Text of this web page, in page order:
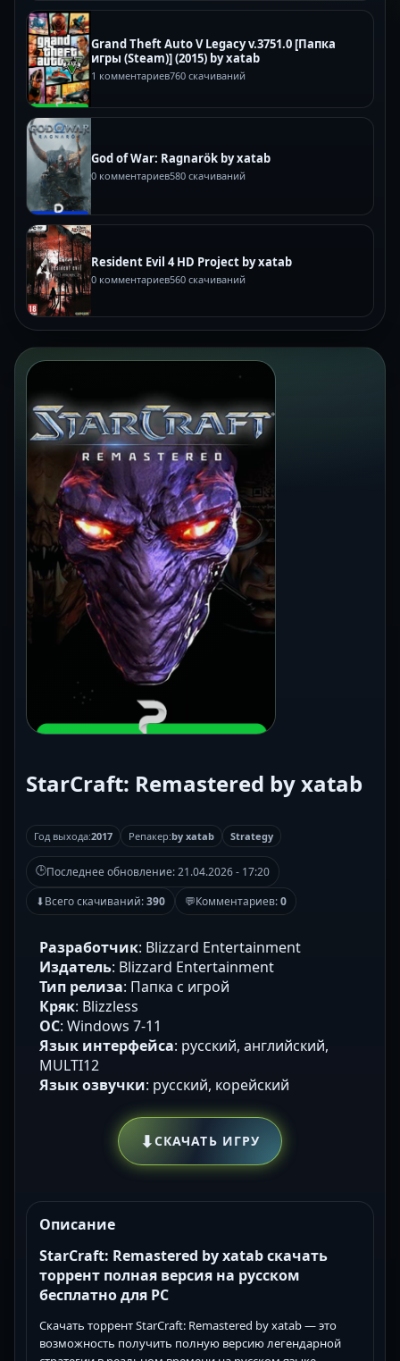
Grand Theft Auto V Legacy v.3751.0 [Папка
игры (Steam)] (2015) by xatab
1 комментариев760 скачиваний
God of War: Ragnarök by xatab
0 комментариев580 скачиваний
Resident Evil 4 HD Project by xatab
0 комментариев560 скачиваний
StarCraft: Remastered by xatab
Год выхода:2017 Репакер:by xatab Strategy
🕒Последнее обновление:21.04.2026 - 17:20
⬇Всего скачиваний:390 💬Комментариев:0
Разработчик: Blizzard Entertainment
Издатель: Blizzard Entertainment
Тип релиза: Папка с игрой
Кряк: Blizzless
ОС: Windows 7-11
Язык интерфейса: русский, английский,
MULTI12
Язык озвучки: русский, корейский
⬇СКАЧАТЬ ИГРУ
Описание
StarCraft: Remastered by xatab скачать
торрент полная версия на русском
бесплатно для PC
Скачать торрент StarCraft: Remastered by xatab — это
возможность получить полную версию легендарной